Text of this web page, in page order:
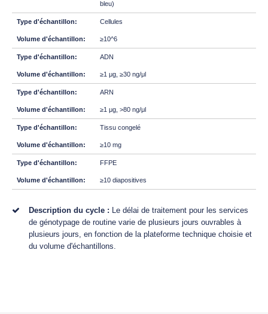
bleu)
Cellules
≥10^6
ADN
≥1 μg, ≥30 ng/μl
ARN
≥1 μg, >80 ng/μl
Tissu congelé
≥10 mg
FFPE
≥10 diapositives
Description du cycle : Le délai de traitement pour les services
de génotypage de routine varie de plusieurs jours ouvrables à
plusieurs jours, en fonction de la plateforme technique choisie et
du volume d'échantillons.